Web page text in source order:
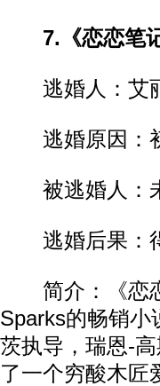
7.《恋恋笔
逃婚人：艾丽
逃婚原因：
被逃婚人：未
逃婚后果：得
简介：《恋恋
Sparks的畅销小
茨执导，瑞恩-
了一个穷酸木匠